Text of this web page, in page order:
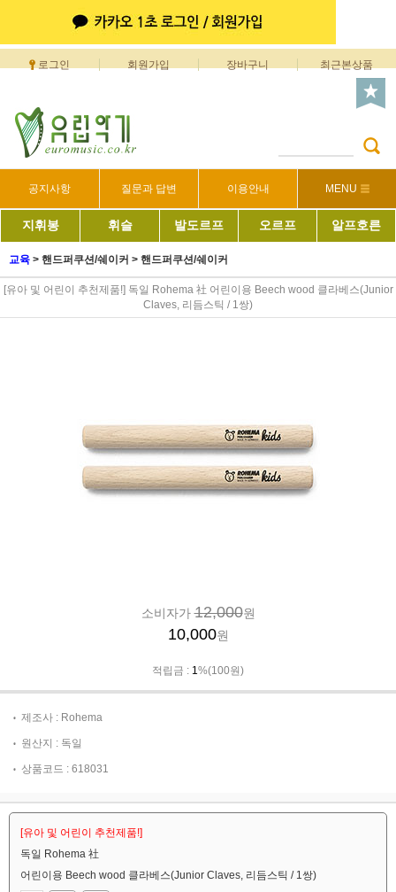
로그인 회원가입 장바구니 최근본상품
공지사항 질문과 답변 이용안내 MENU
지휘봉 휘슬 발도르프 오르프 알프호른
교육 > 핸드퍼쿠션/쉐이커 > 핸드퍼쿠션/쉐이커
[유아 및 어린이 추천제품!] 독일 Rohema 社 어린이용 Beech wood 클라베스(Junior
Claves, 리듬스틱 / 1쌍)
소비자가12,000원
10,000원
적립금 : 1%(100원)
제조사 : Rohema
원산지 : 독일
상품코드 : 618031
[유아 및 어린이 추천제품!]
독일 Rohema 社
어린이용 Beech wood 클라베스(Junior Claves, 리듬스틱 / 1쌍)